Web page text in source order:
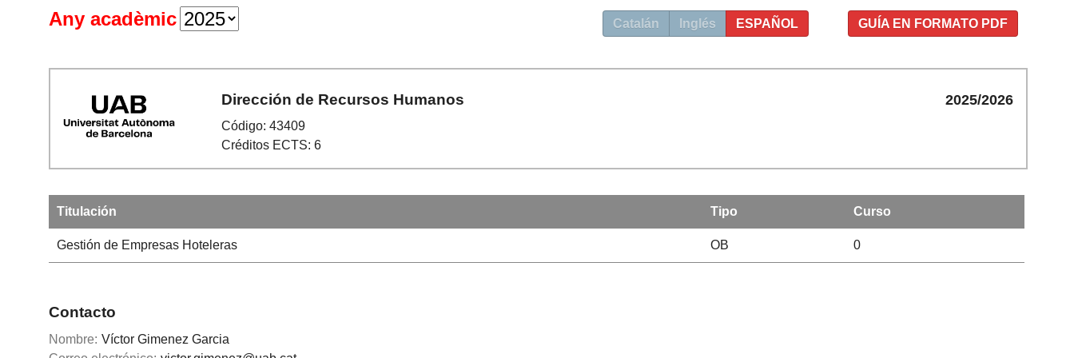
GUÍA EN FORMATO PDF
Catalán Inglés ESPAÑOL
Any acadèmic
Dirección de Recursos Humanos
Código: 43409
Créditos ECTS: 6
2025/2026
Titulación Tipo Curso
Gestión de Empresas Hoteleras OB 0
Contacto
Nombre: Víctor Gimenez Garcia